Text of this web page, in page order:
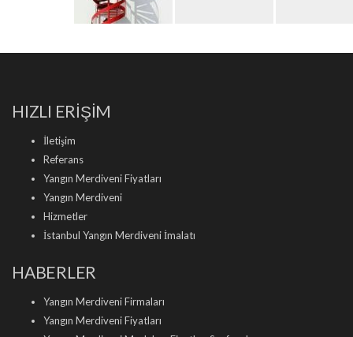
HIZLI ERİŞİM
İletişim
Referans
Yangın Merdiveni Fiyatları
Yangın Merdiveni
Hizmetler
İstanbul Yangın Merdiveni İmalatı
HABERLER
Yangın Merdiveni Firmaları
Yangın Merdiveni Fiyatları